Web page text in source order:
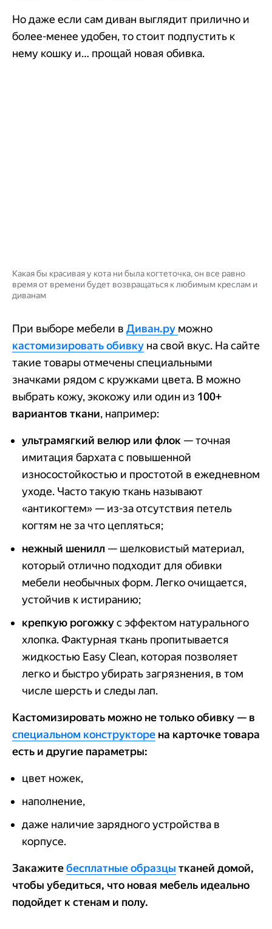
Но даже если сам диван выглядит прилично и
более-менее удобен, то стоит подпустить к
нему кошку и… прощай новая обивка.
Какая бы красивая у кота ни была когтеточка, он все равно
время от времени будет возвращаться к любимым креслам и
диванам
При выборе мебели в Диван.ру можно
кастомизировать обивку на свой вкус. На сайте
такие товары отмечены специальными
значками рядом с кружками цвета. В можно
выбрать кожу, экокожу или один из 100+
вариантов ткани, например:
ультрамягкий велюр или флок — точная
имитация бархата с повышенной
износостойкостью и простотой в ежедневном
уходе. Часто такую ткань называют
«антикогтем» — из-за отсутствия петель
когтям не за что цепляться;
нежный шенилл — шелковистый материал,
который отлично подходит для обивки
мебели необычных форм. Легко очищается,
устойчив к истиранию;
крепкую рогожкус эффектом натурального
хлопка. Фактурная ткань пропитывается
жидкостью Easy Clean, которая позволяет
легко и быстро убирать загрязнения, в том
числе шерсть и следы лап.
Кастомизировать можно не только обивку — в
специальном конструкторе на карточке товара
есть и другие параметры:
цвет ножек,
наполнение,
даже наличие зарядного устройства в
корпусе.
Закажитебесплатные образцы тканей домой,
чтобы убедиться, что новая мебель идеально
подойдет к стенам и полу.